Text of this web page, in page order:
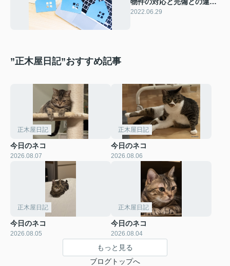
と必要な工事とは何？
2022.06.29
”正木屋日記”おすすめ記事
正木屋日記
今日のネコ
2026.08.07
正木屋日記
今日のネコ
2026.08.06
正木屋日記
今日のネコ
2026.08.05
正木屋日記
今日のネコ
2026.08.04
もっと見る
ブログトップへ